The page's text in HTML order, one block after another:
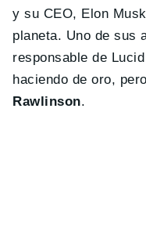
y su CEO, Elon
planeta. Uno de sus
responsable de
haciendo de oro,
Rawlinson.